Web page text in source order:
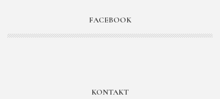
FACEBOOK
KONTAKT